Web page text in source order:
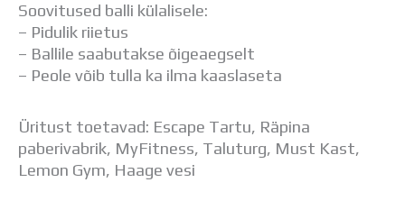
Soovitused balli külalisele:
– Pidulik riietus
– Ballile saabutakse õigeaegselt
– Peole võib tulla ka ilma kaaslaseta
Üritust toetavad: Escape Tartu, Räpina
paberivabrik, MyFitness, Taluturg, Must Kast,
Lemon Gym, Haage vesi